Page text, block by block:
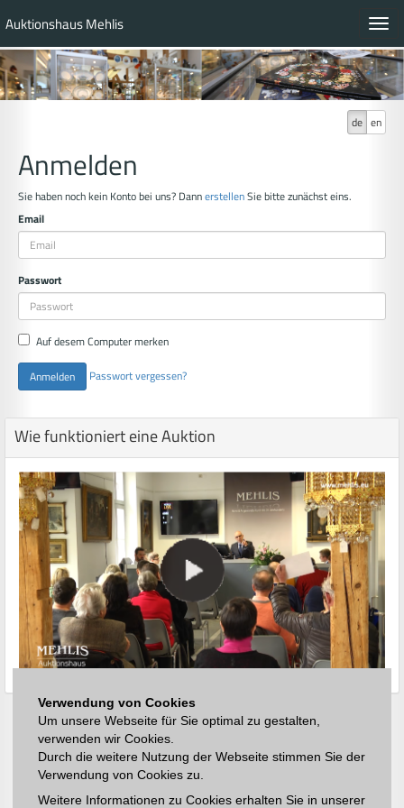
Verwendung von Cookies
Um unsere Webseite für Sie optimal zu gestalten,
verwenden wir Cookies.
Durch die weitere Nutzung der Webseite stimmen Sie der
Verwendung von Cookies zu.
Weitere Informationen zu Cookies erhalten Sie in unserer
Auktionshaus Mehlis
de en
Anmelden
Sie haben noch kein Konto bei uns? DannerstellenSie bitte zunächst eins.
Email
Passwort
Auf desem Computer merken
Anmelden Passwort vergessen?
Wie funktioniert eine Auktion